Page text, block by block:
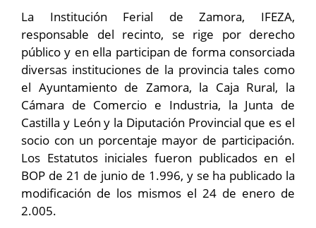
La Institución Ferial de Zamora, IFEZA,
responsable del recinto, se rige por derecho
público y en ella participan de forma consorciada
diversas instituciones de la provincia tales como
el Ayuntamiento de Zamora, la Caja Rural, la
Cámara de Comercio e Industria, la Junta de
Castilla y León y la Diputación Provincial que es el
socio con un porcentaje mayor de participación.
Los Estatutos iniciales fueron publicados en el
BOP de 21 de junio de 1.996, y se ha publicado la
modificación de los mismos el 24 de enero de
2.005.